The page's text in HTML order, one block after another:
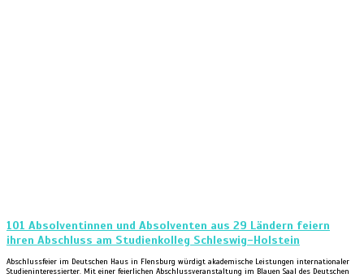
101 Absolventinnen und Absolventen aus 29 Ländern feiern
ihren Abschluss am Studienkolleg Schleswig-Holstein
Abschlussfeier im Deutschen Haus in Flensburg würdigt akademische Leistungen internationaler
Studieninteressierter. Mit einer feierlichen Abschlussveranstaltung im Blauen Saal des Deutschen